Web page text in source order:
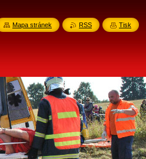
Mapa stránek RSS Tisk